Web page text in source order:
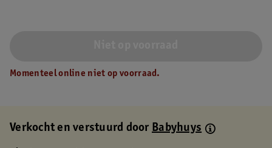
Momenteel online niet op voorraad.
Verkocht en verstuurd doorBabyhuys